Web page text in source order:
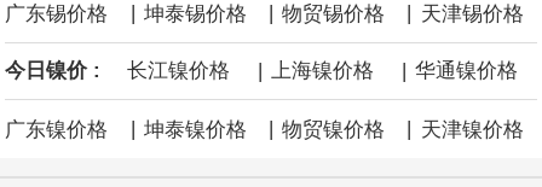
广东锡价格 坤泰锡价格 物贸锡价格 天津锡价格
今日镍价 : 长江镍价格 | 上海镍价格 | 华通镍价格
广东镍价格 | 坤泰镍价格 | 物贸镍价格 | 天津镍价格